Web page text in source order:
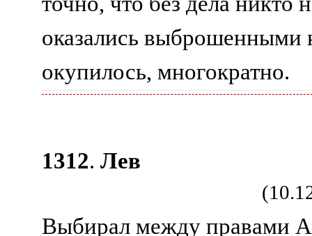
оказались выброшенными
окупилось, многократно.
1312. Лев
Выбирал между правами